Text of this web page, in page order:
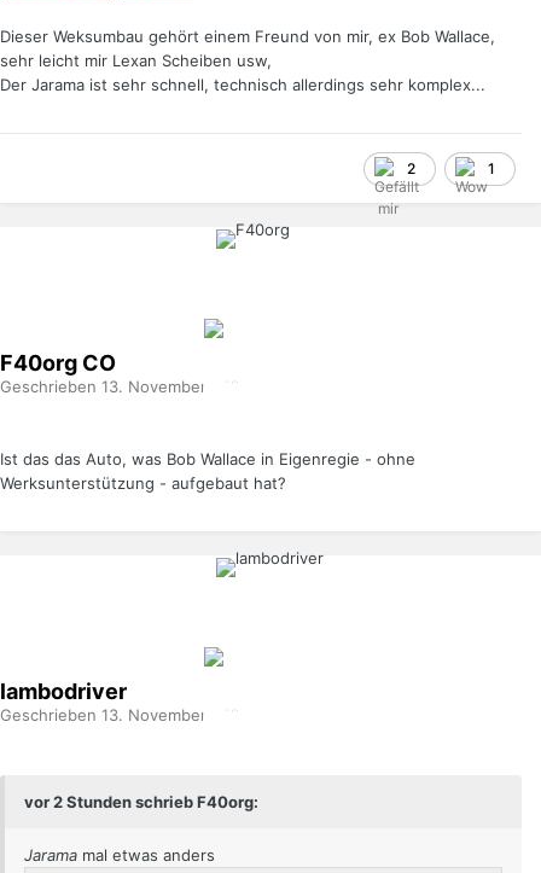
Dieser Weksumbau gehört einem Freund von mir, ex Bob Wallace,
sehr leicht mir Lexan Scheiben usw,
Der Jarama ist sehr schnell, technisch allerdings sehr komplex...
2 1
F40org CO
Geschrieben 13. November 2020
Ist das das Auto, was Bob Wallace in Eigenregie - ohne
Werksunterstützung - aufgebaut hat?
lambodriver
Geschrieben 13. November 2020
vor 2 Stunden schrieb F40org:
Jarama mal etwas anders